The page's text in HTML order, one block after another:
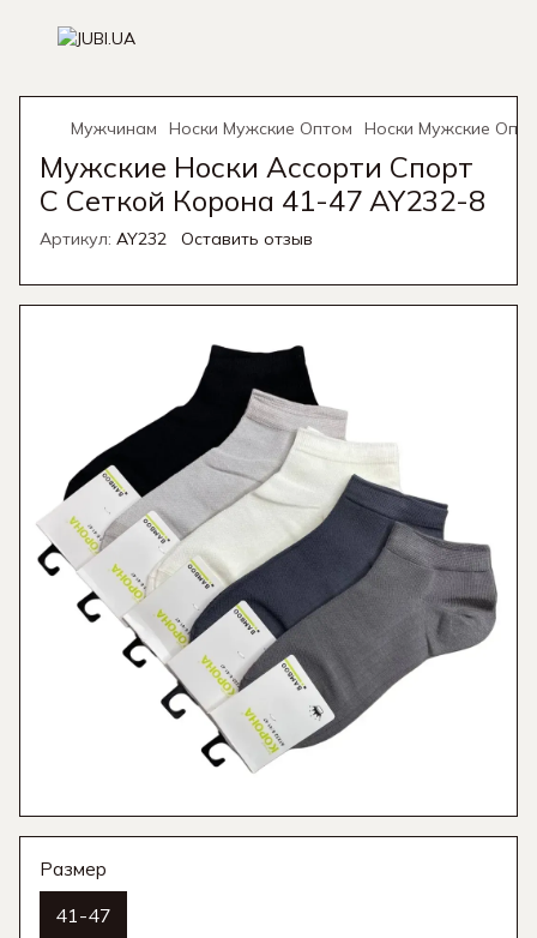
Мужчинам Носки Мужские Оптом Носки Мужские
Мужские Носки Ассорти Спорт
С Сеткой Корона 41-47 AY232-8
Артикул: AY232 Оставить отзыв
Размер
41-47